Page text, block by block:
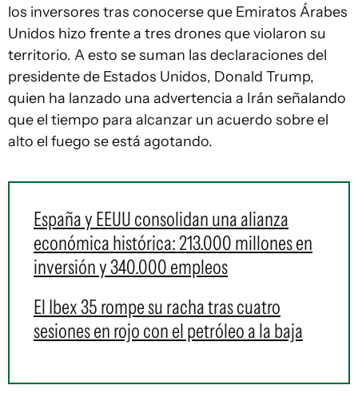
los inversores tras conocerse que Emiratos Árabes
Unidos hizo frente a tres drones que violaron su
territorio. A esto se suman las declaraciones del
presidente de Estados Unidos, Donald Trump,
quien ha lanzado una advertencia a Irán señalando
que el tiempo para alcanzar un acuerdo sobre el
alto el fuego se está agotando.
España y EEUU consolidan una alianza
económica histórica: 213.000 millones en
inversión y 340.000 empleos
El Ibex 35 rompe su racha tras cuatro
sesiones en rojo con el petróleo a la baja